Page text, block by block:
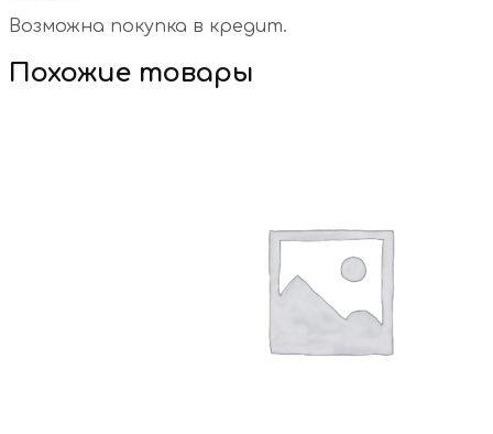
Возможна покупка в кредит.
Похожие товары